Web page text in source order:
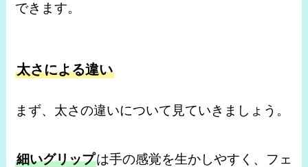
できます。
太さによる違い
まず、太さの違いについて見ていきましょう。
細いグリップは手の感覚を生かしやすく、フェ